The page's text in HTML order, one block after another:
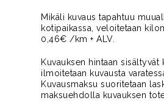
Mikäli kuvaus tapahtuu
kotipaikassa, veloitetaan
0,46€ /km + ALV.
Kuvauksen hintaan sisältyvät
ilmoitetaan kuvausta
Kuvausmaksu suoritetaan
maksuehdolla kuvauksen